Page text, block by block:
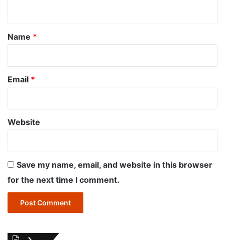
*
Name *
Email *
Website
Save my name, email, and website in this browser
for the next time I comment.